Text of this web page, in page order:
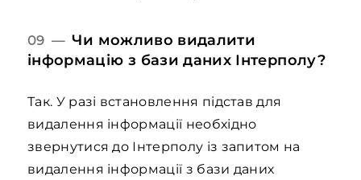
09 —Чи можливо видалити
інформацію з бази даних Інтерполу?
Так. У разі встановлення підстав для
видалення інформації необхідно
звернутися до Інтерполу із запитом на
видалення інформації з бази даних